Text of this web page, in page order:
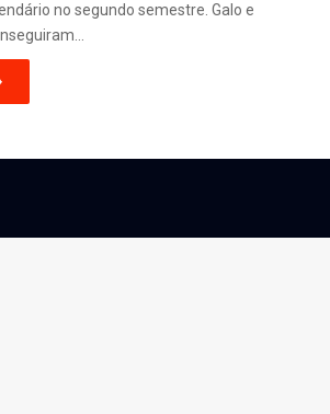
no segundo semestre. Galo e